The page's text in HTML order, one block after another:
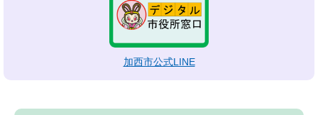
加西市公式LINE